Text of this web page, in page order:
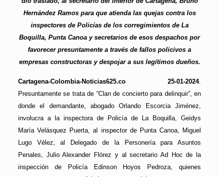
Hernández Ramos para que atienda las quejas contra los
inspectores de Policías de los corregimientos de La
Boquilla, Punta Canoa y secretarios de esos despachos por
favorecer presuntamente a través de fallos policivos a
empresas constructoras y despojar a sus legítimos dueños.
Cartagena-Colombia-Noticias625.co 25-01-2024.
Presuntamente se trata de “Clan de concierto para delinquir”, en
donde el demandante, abogado Orlando Escorcia Jiménez,
involucra a la inspectora de Policía de La Boquilla, Geidys
María Velásquez Puerta, al inspector de Punta Canoa, Miguel
Lugo Vélez, al Delegado de la Personería para Asuntos
Penales, Julio Alexander Flórez y al secretario Ad Hoc de la
inspección de Policía Edinson Hoyos Pedroza, quienes